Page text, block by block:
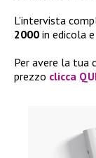
L’intervista
2000 in edicola
Per avere la tua
prezzo clicca